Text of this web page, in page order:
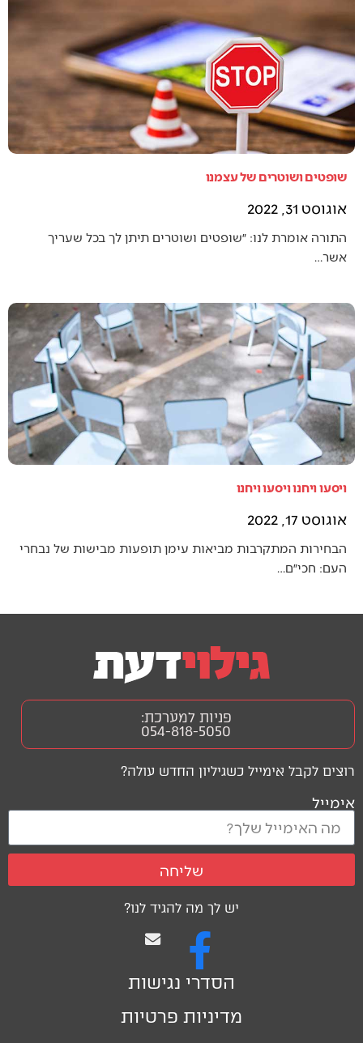
שופטים ושוטרים של עצמנו
אוגוסט 31, 2022
התורה אומרת לנו: ״שופטים ושוטרים תיתן לך בכל שעריך
אשר…
ויסעו ויחנו ויסעו ויחנו
אוגוסט 17, 2022
הבחירות המתקרבות מביאות עימן תופעות מבישות של נבחרי
העם: חכי״ם…
יש לך מה להגיד לנו?
הסדרי נגישות
מדיניות פרטיות
רוצים לקבל אימייל כשגיליון החדש עולה?
אימייל
שליחה
פניות למערכת:
054-818-5050